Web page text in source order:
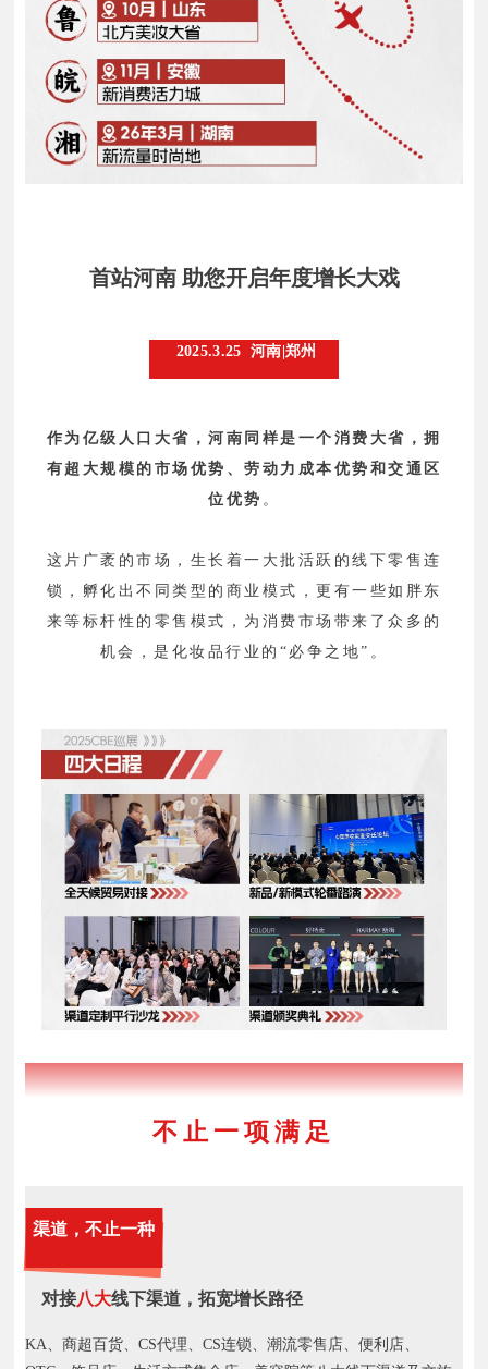
首站河南 助您开启年度增长大戏
2025.3.25 河南|郑州
作为亿级人口大省，河南同样是一个消费大省，拥
有超大规模的市场优势、劳动力成本优势和交通区
位优势 。
这片广袤的市场，生长着一大批活跃的线下零售连
锁，孵化出不同类型的商业模式，更有一些如胖东
来等标杆性的零售模式，为消费市场带来了众多的
机会，是化妆品行业的“必争之地”。
2025年CBE全国巡展
不止一项满足
渠道，不止一种
对接八大线下渠道，拓宽增长路径
KA、商超百货、CS代理、CS连锁、潮流零售店、便利店、